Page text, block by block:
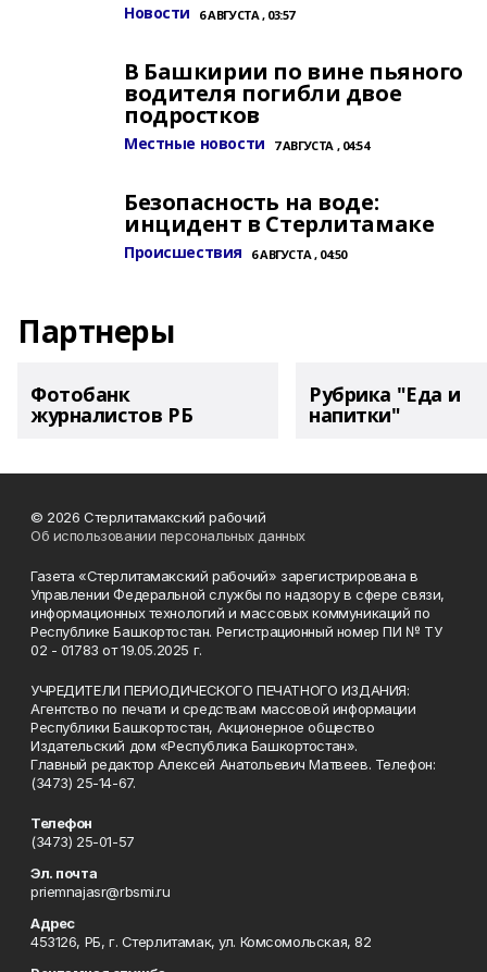
Новости 6 АВГУСТА , 03:57
В Башкирии по вине пьяного
водителя погибли двое
подростков
Местные новости 7 АВГУСТА , 04:54
Безопасность на воде:
инцидент в Стерлитамаке
Происшествия 6 АВГУСТА , 04:50
Партнеры
Фотобанк
журналистов РБ
Рубрика "Еда и
напитки"
© 2026 Стерлитамакский рабочий
Об использовании персональных данных
Газета «Стерлитамакский рабочий» зарегистрирована в
Управлении Федеральной службы по надзору в сфере связи,
информационных технологий и массовых коммуникаций по
Республике Башкортостан. Регистрационный номер ПИ № ТУ
02 - 01783 от 19.05.2025 г.
УЧРЕДИТЕЛИ ПЕРИОДИЧЕСКОГО ПЕЧАТНОГО ИЗДАНИЯ:
Агентство по печати и средствам массовой информации
Республики Башкортостан, Акционерное общество
Издательский дом «Республика Башкортостан».
Главный редактор Алексей Анатольевич Матвеев. Телефон:
(3473) 25-14-67.
Телефон
(3473) 25-01-57
Эл. почта
priemnajasr@rbsmi.ru
Адрес
453126, РБ, г. Стерлитамак, ул. Комсомольская, 82